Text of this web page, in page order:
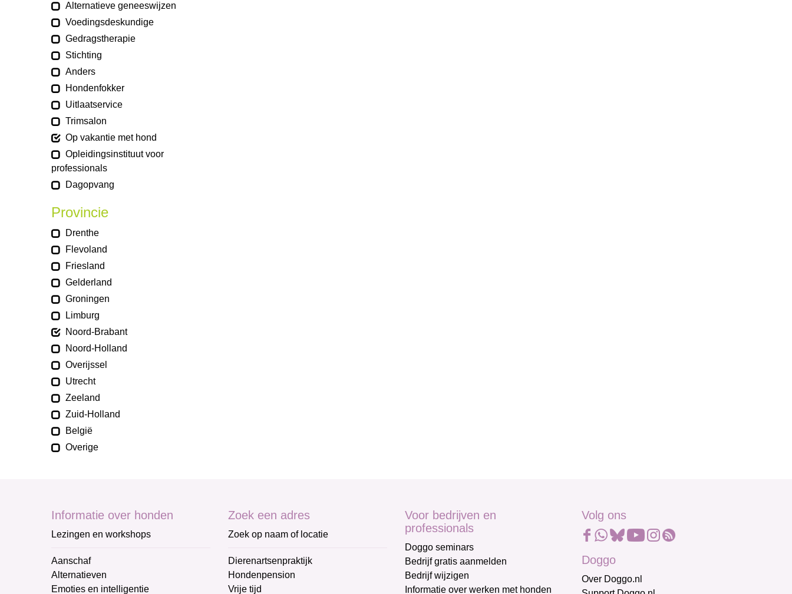
Alternatieve geneeswijzen
Voedingsdeskundige
Gedragstherapie
Stichting
Anders
Hondenfokker
Uitlaatservice
Trimsalon
Op vakantie met hond
Opleidingsinstituut voor
professionals
Dagopvang
Provincie
Drenthe
Flevoland
Friesland
Gelderland
Groningen
Limburg
Noord-Brabant
Noord-Holland
Overijssel
Utrecht
Zeeland
Zuid-Holland
België
Overige
Informatie over honden
Lezingen en workshops
Aanschaf
Alternatieven
Emoties en intelligentie
Zoek een adres
Zoek op naam of locatie
Dierenartsenpraktijk
Hondenpension
Vrije tijd
Voor bedrijven en
professionals
Doggo seminars
Bedrijf gratis aanmelden
Bedrijf wijzigen
Informatie over werken met honden
Volg ons
Doggo
Over Doggo.nl